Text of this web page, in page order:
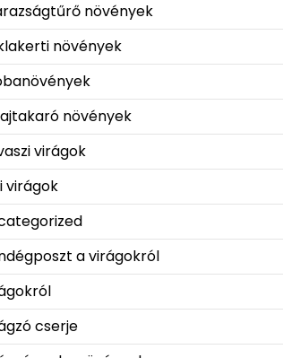
növények
növények
növények
virágok
virágok
a virágokról
cserje